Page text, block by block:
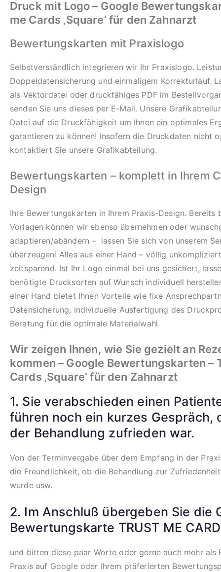
Druck mit Logo – Google
me Cards ‚Square‘ für den Zahnarzt
Bewertungskarten mit Praxislogo
Selbstverständlich integrieren wir Ihr Praxislogo.
Doppeldatensicherung und einmaligem Korrekturlauf.
als Vektordatei oder druckfähiges PDF im
senden Sie uns dieses per E-Mail. Unsere
Datei auf die Druckfähigkeit um Ihnen ein optimales
garantieren zu können! Insofern die Druckdaten nicht
kontaktiert Sie unsere Grafikabteilung.
Bewertungskarten – komplett in Ihrem
Design
Ihre Bewertungskarten in Ihrem Praxis-Design. Bereits
Vorlagen können wir ebenso übernehmen oder
adaptieren/abändern – lassen Sie sich von unserem
überzeugen! Alles aus einer Hand – völlig
zeitsparend. Ist Ihr Logo einmal bei uns gesichert,
benötigte Drucksorten auf Wunsch individuell
einer Hand bietet Ihnen Vorteile wie fixe
Datensicherung, individuelle Ausfertigung des
Beratung für die optimale Materialwahl.
Wir zeigen Ihnen, wie Sie gezielt an
kommen– Google Bewertungskarten –
Cards ‚Square‘ für den Zahnarzt
1. Sie verabschieden einen
führen noch ein kurzes Gespräch,
der Behandlung zufrieden war.
Von der Terminvergabe über dem Empfang in der
die Freundlichkeit, ob die Behandlung zur
wurde usw.
2. Im Anschluß übergeben Sie die
Bewertungskarte TRUST ME CARD
und bitten diese paar Worte oder gerne auch mehr als
Praxis auf Google oder Ihrem präferierten